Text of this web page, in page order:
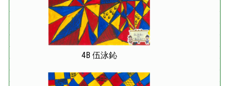
4B 伍泳鈊